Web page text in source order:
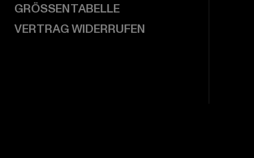
GRÖSSENTABELLE
VERTRAG WIDERRUFEN